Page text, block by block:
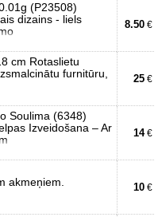
(P23508)
dizains - liels
8.50 €
cm Rotaslietu
furnitūru,
25 €
Soulima (6348)
Izveidošana – Ar
14€
akmeņiem. 10 €